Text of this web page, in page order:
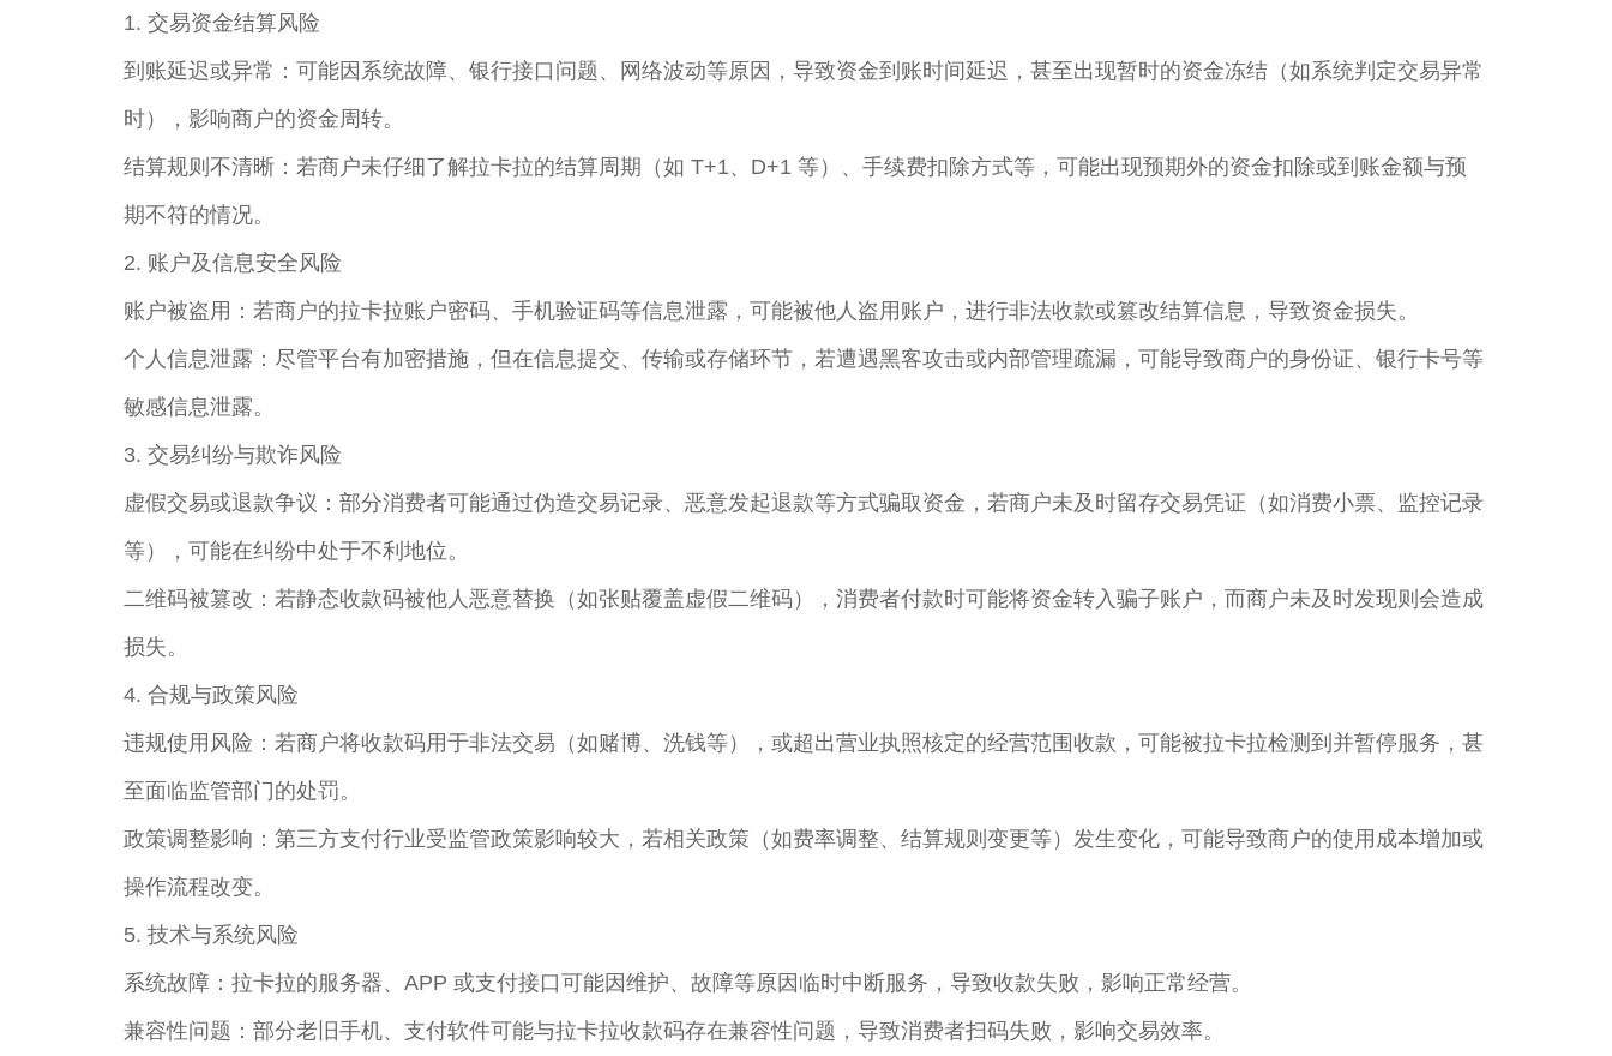
1. 交易资金结算风险
到账延迟或异常：可能因系统故障、银行接口问题、网络波动等原因，导致资金到账时间延迟，甚至出现暂时的资金冻结（如系统判定交易异常
时），影响商户的资金周转。
结算规则不清晰：若商户未仔细了解拉卡拉的结算周期（如 T+1、D+1 等）、手续费扣除方式等，可能出现预期外的资金扣除或到账金额与预
期不符的情况。
2. 账户及信息安全风险
账户被盗用：若商户的拉卡拉账户密码、手机验证码等信息泄露，可能被他人盗用账户，进行非法收款或篡改结算信息，导致资金损失。
个人信息泄露：尽管平台有加密措施，但在信息提交、传输或存储环节，若遭遇黑客攻击或内部管理疏漏，可能导致商户的身份证、银行卡号等
敏感信息泄露。
3. 交易纠纷与欺诈风险
虚假交易或退款争议：部分消费者可能通过伪造交易记录、恶意发起退款等方式骗取资金，若商户未及时留存交易凭证（如消费小票、监控记录
等），可能在纠纷中处于不利地位。
二维码被篡改：若静态收款码被他人恶意替换（如张贴覆盖虚假二维码），消费者付款时可能将资金转入骗子账户，而商户未及时发现则会造成
损失。
4. 合规与政策风险
违规使用风险：若商户将收款码用于非法交易（如赌博、洗钱等），或超出营业执照核定的经营范围收款，可能被拉卡拉检测到并暂停服务，甚
至面临监管部门的处罚。
政策调整影响：第三方支付行业受监管政策影响较大，若相关政策（如费率调整、结算规则变更等）发生变化，可能导致商户的使用成本增加或
操作流程改变。
5. 技术与系统风险
系统故障：拉卡拉的服务器、APP 或支付接口可能因维护、故障等原因临时中断服务，导致收款失败，影响正常经营。
兼容性问题：部分老旧手机、支付软件可能与拉卡拉收款码存在兼容性问题，导致消费者扫码失败，影响交易效率。